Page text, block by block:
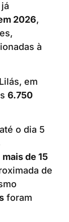
2026,
à
em
6.750
o dia 5
mais de 15
de
foram